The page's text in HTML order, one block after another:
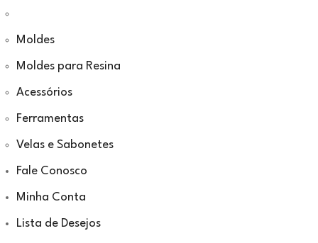
Moldes
Moldes para Resina
Acessórios
Ferramentas
Velas e Sabonetes
Fale Conosco
Minha Conta
Lista de Desejos